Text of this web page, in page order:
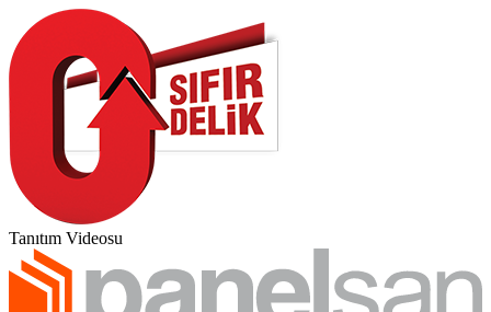
Tanıtım Videosu